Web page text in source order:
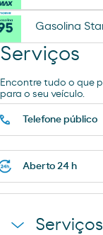
Gasolina
Serviços
Encontre tudo o que
para o seu veículo.
Telefone público
Aberto 24 h